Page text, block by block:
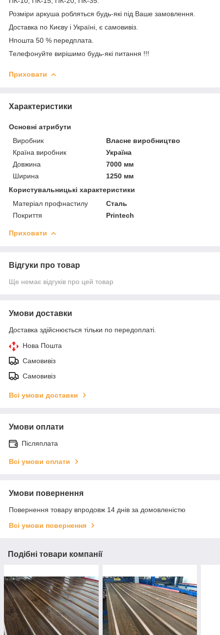
Розміри аркуша робляться будь-які під Ваше замовлення.
Доставка по Києву і Україні, є самовивіз.
Нпошта 50 % передплата.
Телефонуйте вирішимо будь-які питання !!!
Приховати
Характеристики
Основні атрибути
Виробник
Власне виробництво
Країна виробник
Україна
Довжина
7000 мм
Ширина
1250 мм
Користувальницькі характеристики
Матеріал профнастилу
Сталь
Покриття
Printech
Приховати
Відгуки про товар
Ще немає відгуків про цей товар
Умови доставки
Доставка здійснюється тільки по передоплаті.
Нова Пошта
Самовивіз
Самовивіз
Всі умови доставки
Умови оплати
Післяплата
Всі умови оплати
Умови повернення
Повернення товару впродовж 14 днів за домовленістю
Всі умови повернення
Подібні товари компанії